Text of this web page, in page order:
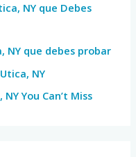
NY que Debes
NY que debes probar
NY
You Can’t Miss